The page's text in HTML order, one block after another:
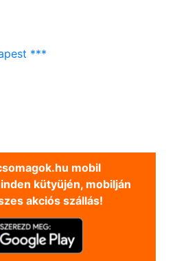
***
mobil
kütyüjén, mobilján
akciós szállás!